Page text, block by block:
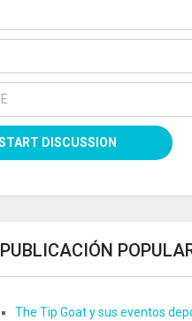
PUBLICACIÓN
The Tip Goat y sus eventos